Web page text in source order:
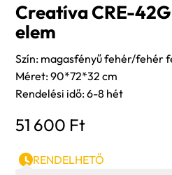
Creatíva CRE-
elem
Szín: magasfényű fehér/fehér
Méret: 90*72*32 cm
Rendelési idő: 6-8 hét
51 600 Ft
RENDELHETŐ